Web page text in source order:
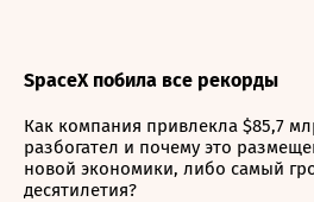
SpaceX побила все рекорды
Как компания привлекла $85,7
разбогател и почему это
новой экономики, либо самый
десятилетия?